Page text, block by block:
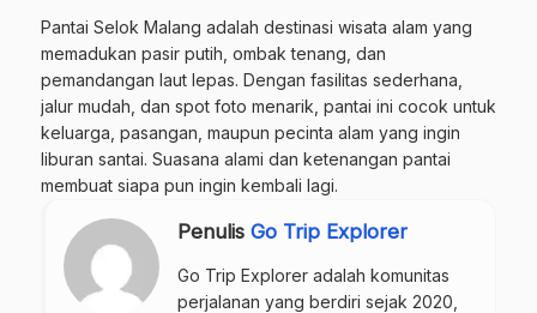
Pantai Selok Malang adalah destinasi wisata alam yang
memadukan pasir putih, ombak tenang, dan
pemandangan laut lepas. Dengan fasilitas sederhana,
jalur mudah, dan spot foto menarik, pantai ini cocok untuk
keluarga, pasangan, maupun pecinta alam yang ingin
liburan santai. Suasana alami dan ketenangan pantai
membuat siapa pun ingin kembali lagi.
Penulis Go Trip Explorer
Go Trip Explorer adalah komunitas
perjalanan yang berdiri sejak 2020,